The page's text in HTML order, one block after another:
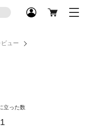
ュー
立った数
1